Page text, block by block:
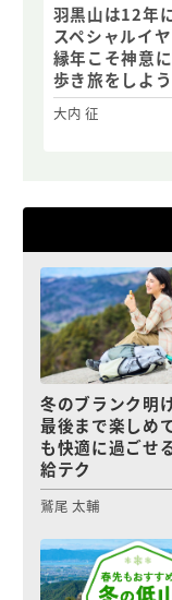
羽黒山は12年
スペシャルイ
縁年こそ神意
歩き旅をしよう
大内 征
冬のブランク明
最後まで楽しめ
も快適に過ごせ
給テク
鷲尾 太輔